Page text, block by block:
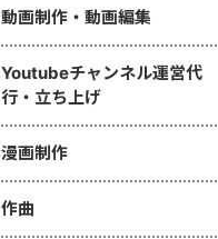
動画制作・動画編集
Youtubeチャンネル運営代
行・立ち上げ
漫画制作
作曲